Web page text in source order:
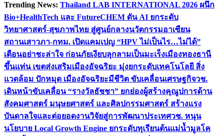
Trending News: Thailand LAB INTERNATIONAL 2026 ผนึก
Bio+HealthTech และ FutureCHEM ดัน AI ยกระดับ
วิทยาศาสตร์-สุขภาพไทย สู่ศูนย์กลางนวัตกรรมอาเซียน
สถานเสาวภา-กทม. เปิดแคมเปญ “HPV ไม่เป็นไร…ไม่ได้”
เตือนอย่าชะล่าใจ ก่อนภัยเงียบลุกลามเป็นมะเร็งเมืองทองธานี
ขึ้นแท่น เขตส่งเสริมเมืองอัจฉริยะ มุ่งยกระดับเทคโนโลยี สิ่ง
แวดล้อม ปักหมุด เมืองอัจฉริยะมีชีวิต ขับเคลื่อนเศรษฐกิจวช.
เดินหน้าขับเคลื่อน “รางวัลธัชชา” ยกย่องผู้สร้างคุณูปการด้าน
สังคมศาสตร์ มนุษยศาสตร์ และศิลปกรรมศาสตร์ สร้างแรง
บันดาลใจและต่อยอดงานวิจัยสู่การพัฒนาประเทศวช. หนุน
นโยบาย Local Growth Engine ยกระดับทุเรียนต้นแม่น้ำมูลโค